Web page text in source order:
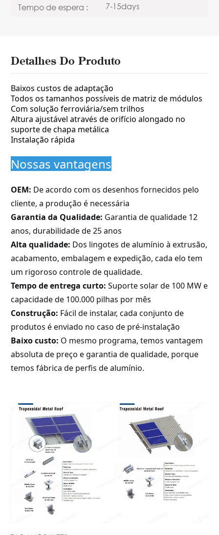
Tempo de espera :
7-15days
Detalhes Do Produto
Baixos custos de adaptação
Todos os tamanhos possíveis de matriz de módulos
Com solução ferroviária/sem trilhos
Altura ajustável através de orifício alongado no
suporte de chapa metálica
Instalação rápida
Nossas vantagens
OEM: De acordo com os desenhos fornecidos pelo
cliente, a produção é necessária
Garantia da Qualidade: Garantia de qualidade 12
anos, durabilidade de 25 anos
Alta qualidade: Dos lingotes de alumínio à extrusão,
acabamento, embalagem e expedição, cada elo tem
um rigoroso controle de qualidade.
Tempo de entrega curto:Suporte solar de 100 MW e
capacidade de 100.000 pilhas por mês
Construção: Fácil de instalar, cada conjunto de
produtos é enviado no caso de pré-instalação
Baixo custo: O mesmo programa, temos vantagem
absoluta de preço e garantia de qualidade, porque
temos fábrica de perfis de alumínio.